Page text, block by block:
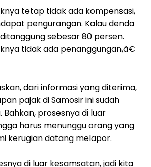
tetap tidak ada kompensasi,
pengurangan. Kalau denda
sebesar 80 persen.
tidak ada penanggungan,â€
dari informasi yang diterima,
pajak di Samosir ini sudah
prosesnya di luar
harus menunggu orang yang
kerugian datang melapor.
di luar kesamsatan, jadi kita